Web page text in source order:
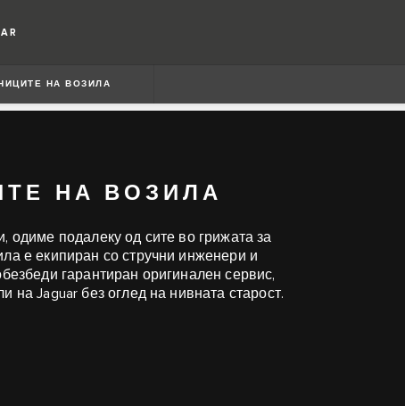
НА ВОЗИЛА
НА ВОЗИЛА
одиме подалеку од сите во грижата за
е екипиран со стручни инженери и
гарантиран оригинален сервис,
на Jaguar без оглед на нивната старост.